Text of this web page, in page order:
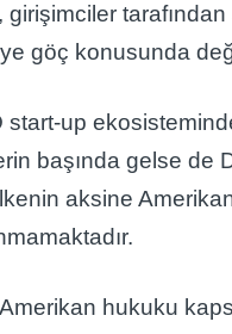
girişimciler
göç konusunda
up
başında gelse de
aksine
hukuku